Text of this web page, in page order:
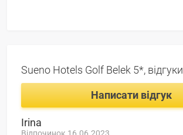
Sueno Hotels Golf Belek 5*, відгуки
Написати відгук
Irina